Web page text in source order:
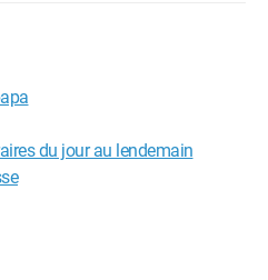
du jour au lendemain